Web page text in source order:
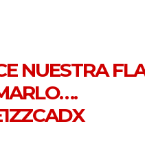
NUESTRA